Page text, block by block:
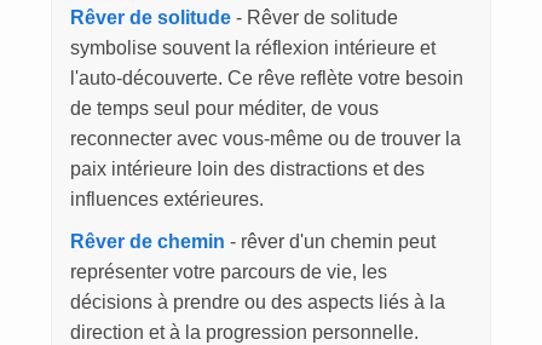
Rêver de solitude- Rêver de solitude
symbolise souvent la réflexion intérieure et
l'auto-découverte. Ce rêve reflète votre besoin
de temps seul pour méditer, de vous
reconnecter avec vous-même ou de trouver la
paix intérieure loin des distractions et des
influences extérieures.
Rêver de chemin - rêver d'un chemin peut
représenter votre parcours de vie, les
décisions à prendre ou des aspects liés à la
direction et à la progression personnelle.